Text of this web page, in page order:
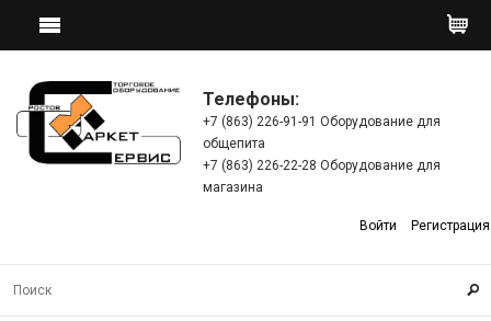
Телефоны:
+7 (863) 226-91-91 Оборудование для
общепита
+7 (863) 226-22-28 Оборудование для
магазина
Войти Регистрация